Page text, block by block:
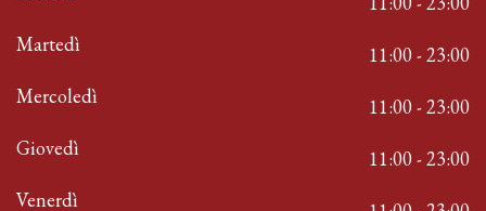
Martedì
11:00 - 23:00
Mercoledì
11:00 - 23:00
Giovedì
11:00 - 23:00
Venerdì